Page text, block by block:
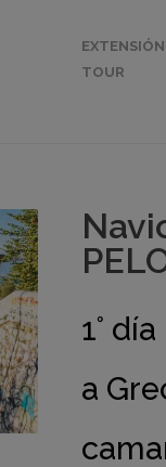
TOUR
1°
a